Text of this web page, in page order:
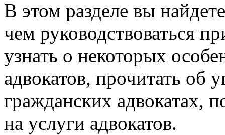
В этом разделе вы
чем руководствоваться
узнать о некоторых
адвокатов, прочитать об
гражданских адвокатах,
на услуги адвокатов.